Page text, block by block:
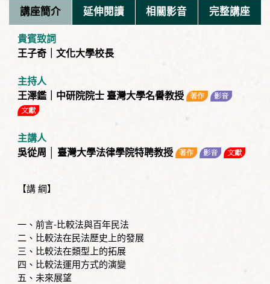
講座簡介 延伸閱讀 相關影音 完整講座
貴賓致詞
王子奇｜文化大學校長
主持人
王澤鑑｜中研院院士 臺灣大學名譽教授
主講人
吳從周 │ 臺灣大學法律學院特聘教授
【講 綱】
一、前言-比較法與百年民法
二、比較法在民法歷史上的發展
三、比較法在類型上的拓展
四、比較法運用方式的演變
五、未來展望